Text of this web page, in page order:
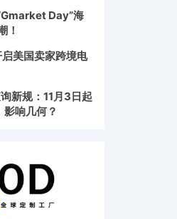
Day”海
！
美国卖家跨境电
新规：11月3日起
响几何？